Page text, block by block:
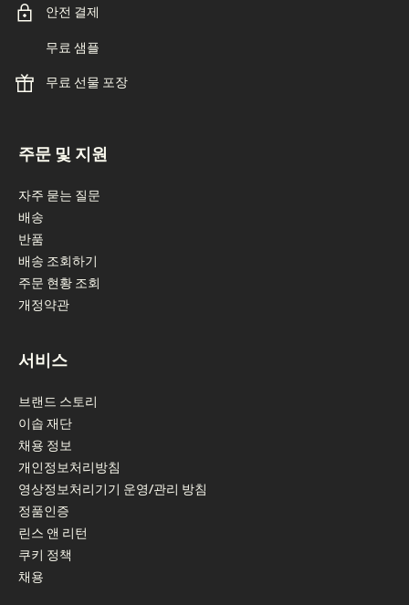
안전 결제
무료 샘플
무료 선물 포장
주문 및 지원
자주 묻는 질문
배송
반품
배송 조회하기
주문 현황 조회
개정약관
서비스
브랜드 스토리
이솝 재단
채용 정보
개인정보처리방침
영상정보처리기기 운영/관리 방침
정품인증
린스 앤 리턴
쿠키 정책
채용